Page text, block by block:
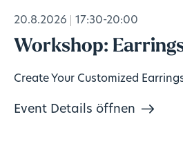
20.8.2026 17:30-20:00
Workshop:
Create Your Customized
Event Details öffnen